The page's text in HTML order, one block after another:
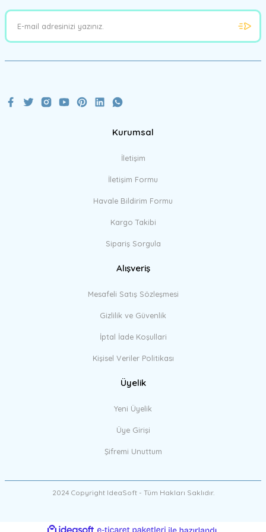
Ürün bilgilerinde hatalar bulunuyor.
Kurumsal
İletişim
İletişim Formu
Havale Bildirim Formu
Kargo Takibi
Sipariş Sorgula
Alışveriş
Mesafeli Satış Sözleşmesi
Gizlilik ve Güvenlik
İptal İade Koşullari
Kişisel Veriler Politikası
Üyelik
Yeni Üyelik
Üye Girişi
Şifremi Unuttum
2024 Copyright IdeaSoft - Tüm Hakları Saklıdır.
ideasoft e-